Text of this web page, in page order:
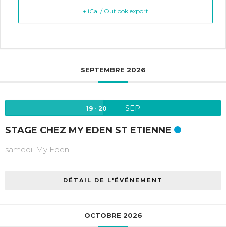
+ iCal / Outlook export
SEPTEMBRE 2026
19 - 20 SEP
STAGE CHEZ MY EDEN ST ETIENNE
samedi, My Eden
DÉTAIL DE L'ÉVÉNEMENT
OCTOBRE 2026